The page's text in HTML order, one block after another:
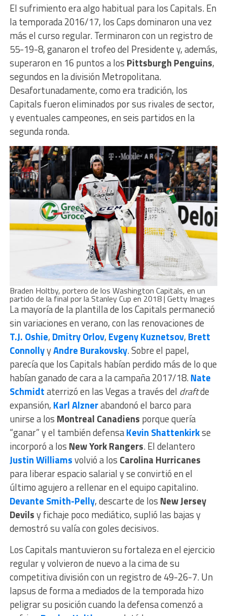
El sufrimiento era algo habitual para los Capitals. En
la temporada 2016/17, los Caps dominaron una vez
más el curso regular. Terminaron con un registro de
55-19-8, ganaron el trofeo del Presidente y, además,
superaron en 16 puntos a los Pittsburgh Penguins,
segundos en la división Metropolitana.
Desafortunadamente, como era tradición, los
Capitals fueron eliminados por sus rivales de sector,
y eventuales campeones, en seis partidos en la
segunda ronda.
Braden Holtby, portero de los Washington Capitals, en un
partido de la final por la Stanley Cup en 2018 | Getty Images
La mayoría de la plantilla de los Capitals permaneció
sin variaciones en verano, con las renovaciones de
T.J. Oshie, Dmitry Orlov, Evgeny Kuznetsov, Brett
ConnollyyAndre Burakovsky. Sobre el papel,
parecía que los Capitals habían perdido más de lo que
habían ganado de cara a la campaña 2017/18.Nate
Schmidtaterrizó en las Vegas a través del draftde
expansión, Karl Alznerabandonó el barco para
unirse a los Montreal Canadiens porque quería
“ganar” y el también defensaKevin Shattenkirkse
incorporó a los New York Rangers. El delantero
Justin Williamsvolvió a los Carolina Hurricanes
para liberar espacio salarial y se convirtió en el
último agujero a rellenar en el equipo capitalino.
Devante Smith-Pelly, descarte de los New Jersey
Devilsy fichaje poco mediático, suplió las bajas y
demostró su valía con goles decisivos.
Los Capitals mantuvieron su fortaleza en el ejercicio
regular y volvieron de nuevo a la cima de su
competitiva división con un registro de 49-26-7. Un
lapsus de forma a mediados de la temporada hizo
peligrar su posición cuando la defensa comenzó a